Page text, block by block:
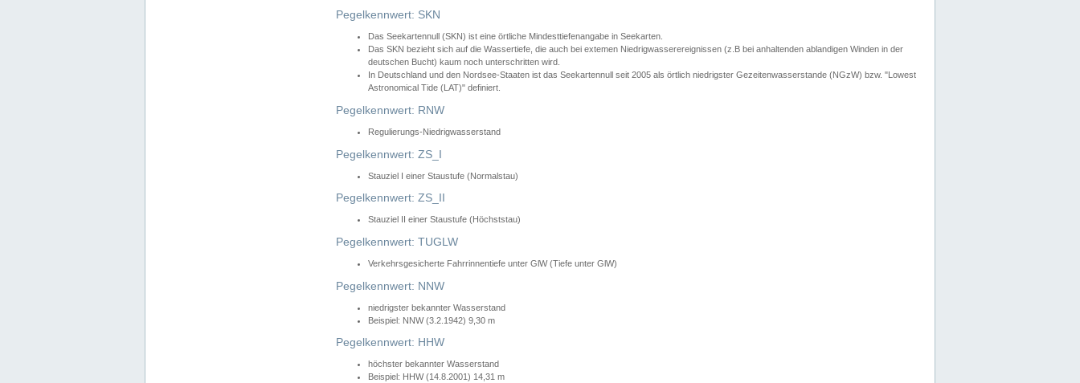
Pegelkennwert: SKN
Das Seekartennull (SKN) ist eine örtliche Mindesttiefenangabe in Seekarten.
Das SKN bezieht sich auf die Wassertiefe, die auch bei extemen Niedrigwasserereignissen (z.B bei anhaltenden ablandigen Winden in der
deutschen Bucht) kaum noch unterschritten wird.
In Deutschland und den Nordsee-Staaten ist das Seekartennull seit 2005 als örtlich niedrigster Gezeitenwasserstande (NGzW) bzw. "Lowest
Astronomical Tide (LAT)" definiert.
Pegelkennwert: RNW
Regulierungs-Niedrigwasserstand
Pegelkennwert: ZS_I
Stauziel I einer Staustufe (Normalstau)
Pegelkennwert: ZS_II
Stauziel II einer Staustufe (Höchststau)
Pegelkennwert: TUGLW
Verkehrsgesicherte Fahrrinnentiefe unter GlW (Tiefe unter GlW)
Pegelkennwert: NNW
niedrigster bekannter Wasserstand
Beispiel: NNW (3.2.1942) 9,30 m
Pegelkennwert: HHW
höchster bekannter Wasserstand
Beispiel: HHW (14.8.2001) 14,31 m